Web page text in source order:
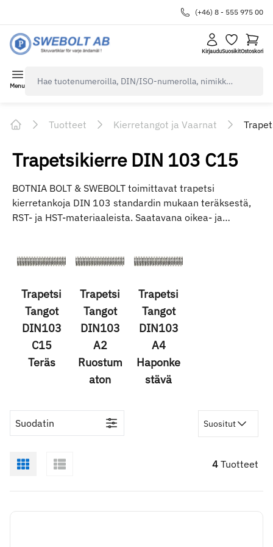
(+46) 8 - 555 975 00
KirjauduSuosikitOstoskori
Menu
Tuotteet Kierretangot ja Vaarnat
Trapetsikierre DIN 103 C15
BOTNIA BOLT & SWEBOLT toimittavat trapetsi
kierretankoja DIN 103 standardin mukaan teräksestä,
RST- ja HST-materiaaleista. Saatavana oikea- ja
järjestelmät. Trapetsikierre tarjoaa korkean
teollisuus- ja rakennuskäyttöön. Toimitetaan
vakiopituuksina tai mittaan leikattuna. EN 10204 3.1
materiaalitodistus saatavilla pyynnöstä.
Trapetsi
Tangot
DIN103
C15
Teräs
Trapetsi
Tangot
DIN103
A2
Ruostum
aton
Trapetsi
Tangot
DIN103
A4
Haponke
stävä
Suodatin Suositut
4 Tuotteet